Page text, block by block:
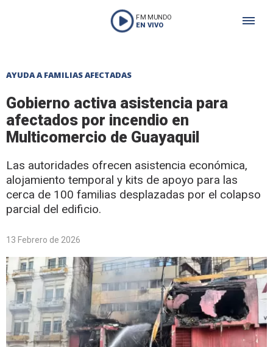
FM MUNDO
EN VIVO
AYUDA A FAMILIAS AFECTADAS
Gobierno activa asistencia para
afectados por incendio en
Multicomercio de Guayaquil
Las autoridades ofrecen asistencia económica,
alojamiento temporal y kits de apoyo para las
cerca de 100 familias desplazadas por el colapso
parcial del edificio.
13 Febrero de 2026